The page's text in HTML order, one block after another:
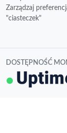
Zarządzaj
"ciasteczek"
DOSTĘPNOŚĆ